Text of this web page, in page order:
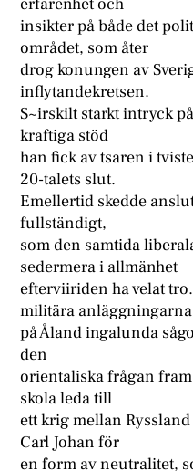
erfarenhet och
insikter på både det
området, som åter
drog konungen av
inflytandekretsen.
S~irskilt starkt intryck
kraftiga stöd
han fick av tsaren i
20-talets slut.
Emellertid skedde
fullständigt,
som den samtida
sedermera i allmänhet
efterviiriden ha velat
militära anläggningarna
på Åland ingalunda
den
orientaliska frågan
skola leda till
ett krig mellan
Carl Johan för
en form av neutralitet,